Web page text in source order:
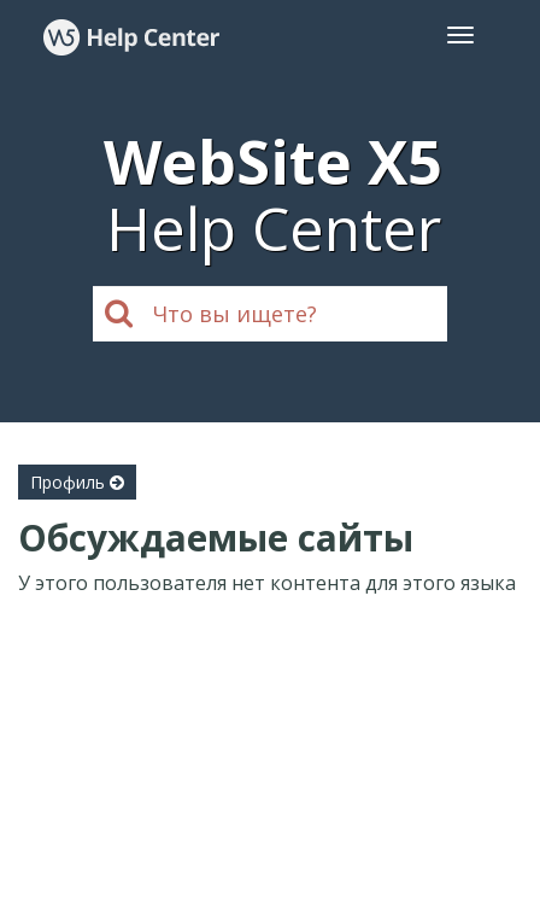
WebSite X5
Help Center
Профиль
Обсуждаемые сайты
У этого пользователя нет контента для этого языка